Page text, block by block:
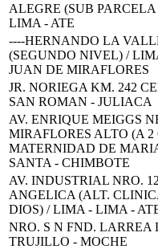
ALEGRE (SUB
LIMA - ATE
----HERNANDO LA
(SEGUNDO NIVEL) /
JUAN DE MIRAFLORES
JR. NORIEGA KM. 242
SAN ROMAN - JULIACA
AV. ENRIQUE MEIGGS
MIRAFLORES ALTO (A 2
MATERNIDAD DE
SANTA - CHIMBOTE
AV. INDUSTRIAL NRO.
ANGELICA (ALT.
DIOS) / LIMA - LIMA -
NRO. S N FND. LARREA
TRUJILLO - MOCHE